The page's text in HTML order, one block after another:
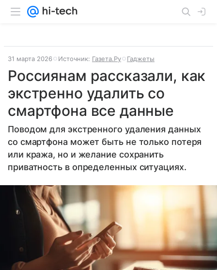
31 марта 2026 Источник: Газета.Ру Гаджеты
Россиянам рассказали, как
экстренно удалить со
смартфона все данные
Поводом для экстренного удаления данных
со смартфона может быть не только потеря
или кража, но и желание сохранить
приватность в определенных ситуациях.